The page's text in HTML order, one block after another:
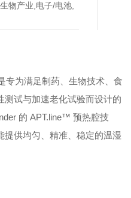
物产业,电子/电池,
专为满足制药、生物技术、食
测试与加速老化试验而设计的
的 APT.line™ 预热腔技
提供均匀、精准、稳定的温湿